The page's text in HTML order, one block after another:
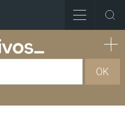
OK